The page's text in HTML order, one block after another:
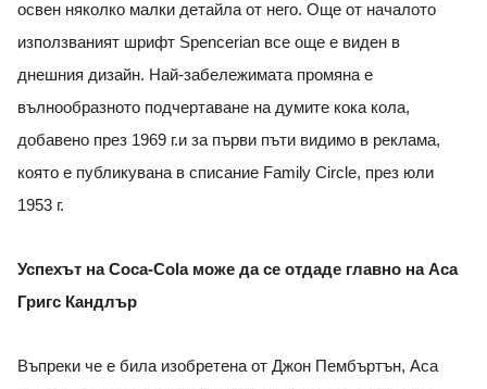
освен няколко малки детайла от него. Още от началото
използваният шрифт Spencerian все още е виден в
днешния дизайн. Най-забележимата промяна е
вълнообразното подчертаване на думите кока кола,
добавено през 1969 г.и за първи пъти видимо в реклама,
която е публикувана в списание Family Circle, през юли
1953 г.
Успехът на Coca-Cola може да се отдаде главно на Аса
Григс Кандлър
Въпреки че е била изобретена от Джон Пембъртън, Аса